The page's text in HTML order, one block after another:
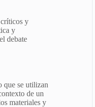
y
y
debate
que se utilizan
de un
materiales y